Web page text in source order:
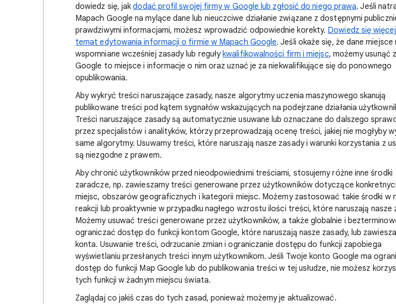
dowiedz się, jakdodać profil swojej firmy w Google lub zgłosić do niego prawa. Jeśli
Mapach Google na mylące dane lub nieuczciwe działanie związane z dostępnymi
prawdziwymi informacjami, możesz wprowadzić odpowiednie korekty. Dowiedz się
temat edytowania informacji o firmie w Mapach Google. Jeśli okaże się, że dane miejsce
wspomniane wcześniej zasady lub regułykwalifikowalności firm i miejsc, możemy usunąć
Google to miejsce i informacje o nim oraz uznać je za niekwalifikujące się do ponownego
opublikowania.
Aby wykryć treści naruszające zasady, nasze algorytmy uczenia maszynowego skanują
publikowane treści pod kątem sygnałów wskazujących na podejrzane działania
Treści naruszające zasady są automatycznie usuwane lub oznaczane do dalszego
przez specjalistów i analityków, którzy przeprowadzają ocenę treści, jakiej nie mogłyby
same algorytmy. Usuwamy treści, które naruszają nasze zasady i warunki korzystania z
są niezgodne z prawem.
Aby chronić użytkowników przed nieodpowiednimi treściami, stosujemy różne inne środki
zaradcze, np. zawieszamy treści generowane przez użytkowników dotyczące
miejsc, obszarów geograficznych i kategorii miejsc. Możemy zastosować takie środki w
reakcji lub proaktywnie w przypadku nagłego wzrostu ilości treści, które naruszają nasze
Możemy usuwać treści generowane przez użytkowników, a także globalnie i
ograniczać dostęp do funkcji kontom Google, które naruszają nasze zasady, lub
konta. Usuwanie treści, odrzucanie zmian i ograniczanie dostępu do funkcji zapobiega
wyświetlaniu przesłanych treści innym użytkownikom. Jeśli Twoje konto Google ma
dostęp do funkcji Map Google lub do publikowania treści w tej usłudze, nie możesz
tych funkcji w żadnym miejscu świata.
Zaglądaj co jakiś czas do tych zasad, ponieważ możemy je aktualizować.